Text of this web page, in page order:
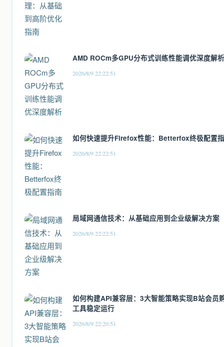
AMD ROCm多GPU分布式训练性能调优深度解析
2026/8/9 22:22:51
如何快速提升Firefox性能：Betterfox终极配置
2026/8/9 22:22:51
局域网通信技术：从基础应用到企业级解决方案
2026/8/9 22:22:51
如何构建API兼容层：3大智能策略实现B站会员
工具稳定运行
2026/8/9 22:20:51